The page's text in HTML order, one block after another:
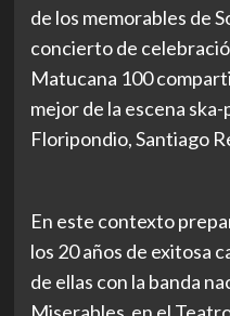
de los memorables de
concierto de
Matucana 100
mejor de la escena
Floripondio, Santiago
En este contexto
los 20 años de exitosa
de ellas con la banda